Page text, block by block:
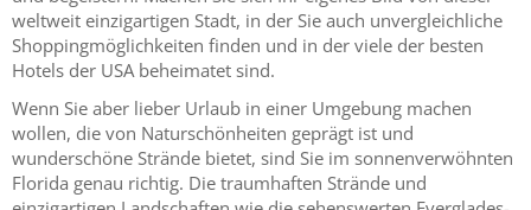
weltweit einzigartigen Stadt, in der Sie auch unvergleichliche
Shoppingmöglichkeiten finden und in der viele der besten
Hotels der USA beheimatet sind.
Wenn Sie aber lieber Urlaub in einer Umgebung machen
wollen, die von Naturschönheiten geprägt ist und
wunderschöne Strände bietet, sind Sie im sonnenverwöhnten
Florida genau richtig. Die traumhaften Strände und